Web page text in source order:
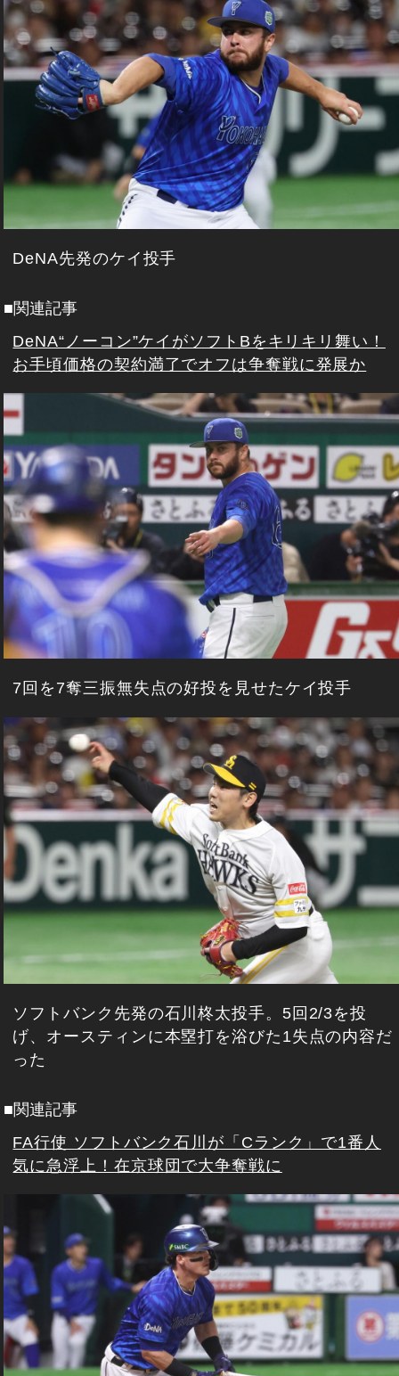
DeNA先発のケイ投手
■関連記事
DeNA“ノーコン”ケイがソフトBをキリキリ舞い！
お手頃価格の契約満了でオフは争奪戦に発展か
7回を7奪三振無失点の好投を見せたケイ投手
ソフトバンク先発の石川柊太投手。5回2/3を投
げ、オースティンに本塁打を浴びた1失点の内容だ
った
■関連記事
FA行使 ソフトバンク石川が「Cランク」で1番人
気に急浮上！在京球団で大争奪戦に